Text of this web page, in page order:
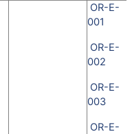
OR-E-
001
OR-E-
002
OR-E-
003
OR-E-